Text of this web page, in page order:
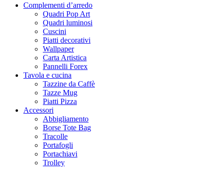
Complementi d’arredo
Quadri Pop Art
Quadri luminosi
Cuscini
Piatti decorativi
Wallpaper
Carta Artistica
Pannelli Forex
Tavola e cucina
Tazzine da Caffè
Tazze Mug
Piatti Pizza
Accessori
Abbigliamento
Borse Tote Bag
Tracolle
Portafogli
Portachiavi
Trolley